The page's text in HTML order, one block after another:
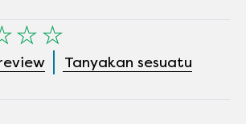
Tanyakan sesuatu